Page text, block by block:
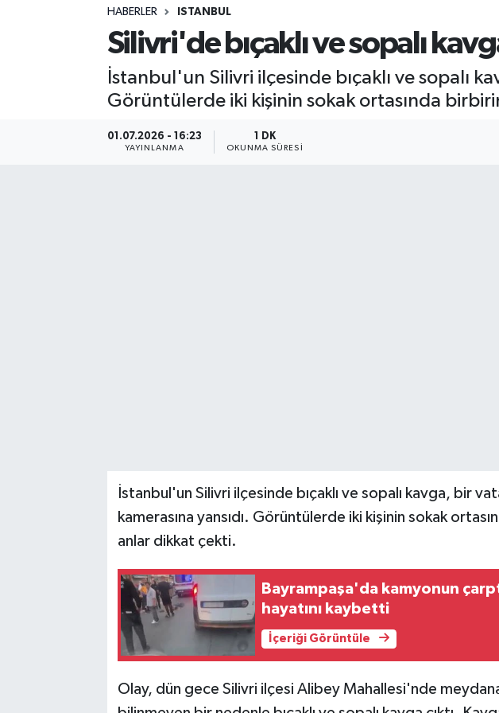
HABERLER ISTANBUL
Silivri'de bıçaklı ve sopalı
İstanbul'un Silivri ilçesinde bıçaklı ve sopalı
Görüntülerde iki kişinin sokak ortasında
01.07.2026 - 16:23
YAYINLANMA
1 DK
OKUNMA SÜRESI
İstanbul'un Silivri ilçesinde bıçaklı ve sopalı kavga, bir
kamerasına yansıdı. Görüntülerde iki kişinin sokak
anlar dikkat çekti.
Bayrampaşa'da kamyonun
hayatını kaybetti
İçeriği Görüntüle
Olay, dün gece Silivri ilçesi Alibey Mahallesi'nde